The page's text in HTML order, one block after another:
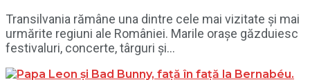
Transilvania rămâne una dintre cele mai vizitate și mai
urmărite regiuni ale României. Marile orașe găzduiesc
festivaluri, concerte, târguri și...